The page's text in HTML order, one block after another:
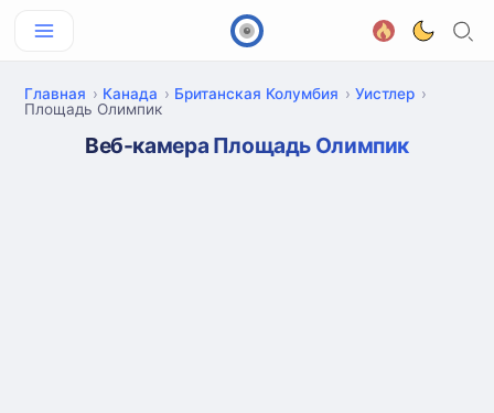
Главная Канада Британская Колумбия
Уистлер
Площадь Олимпик
Веб-камера Площадь Олимпик